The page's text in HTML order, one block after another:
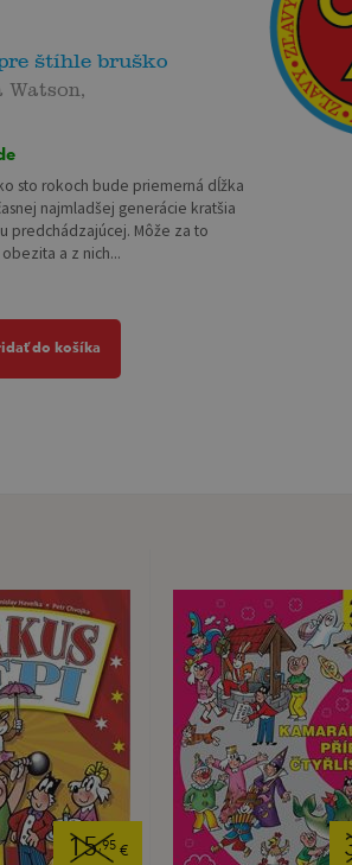
štíhle bruško
Watson,
sto rokoch bude priemerná dĺžka
najmladšej generácie kratšia
predchádzajúcej. Môže za to
a z nich...
do košíka
15,95 €